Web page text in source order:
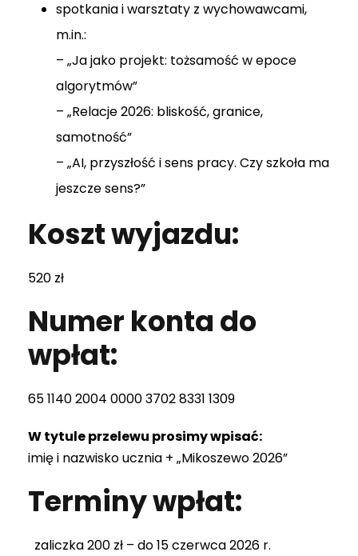
spotkania i warsztaty z wychowawcami,
m.in.:
– „Ja jako projekt: tożsamość w epoce
algorytmów”
– „Relacje 2026: bliskość, granice,
samotność”
– „AI, przyszłość i sens pracy. Czy szkoła ma
jeszcze sens?”
Koszt wyjazdu:
520 zł
Numer konta do
wpłat:
65 1140 2004 0000 3702 8331 1309
W tytule przelewu prosimy wpisać:
imię i nazwisko ucznia + „Mikoszewo 2026”
Terminy wpłat:
zaliczka 200 zł – do 15 czerwca 2026 r.